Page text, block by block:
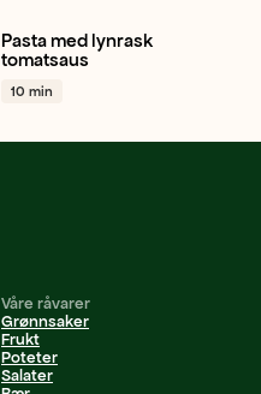
Tomat Hvitløk
Pasta med lynrask
tomatsaus
10 min
Våre råvarer
Grønnsaker
Frukt
Poteter
Salater